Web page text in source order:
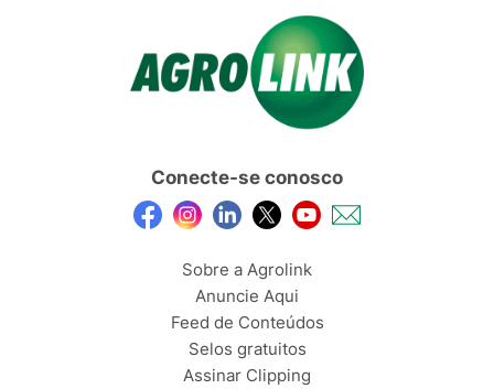
Conecte-se conosco
Sobre a Agrolink
Anuncie Aqui
Feed de Conteúdos
Selos gratuitos
Assinar Clipping